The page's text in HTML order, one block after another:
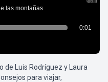
de Luis Rodríguez y Laura
para viajar,